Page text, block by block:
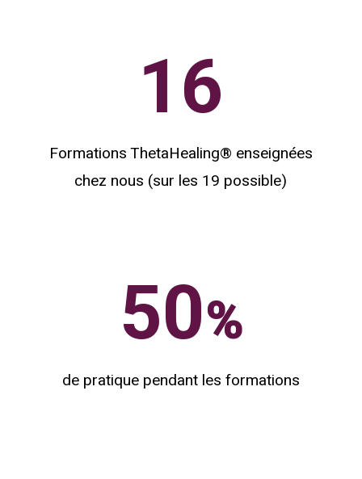
16
Formations ThetaHealing® enseignées
chez nous (sur les 19 possible)
50%
de pratique pendant les formations